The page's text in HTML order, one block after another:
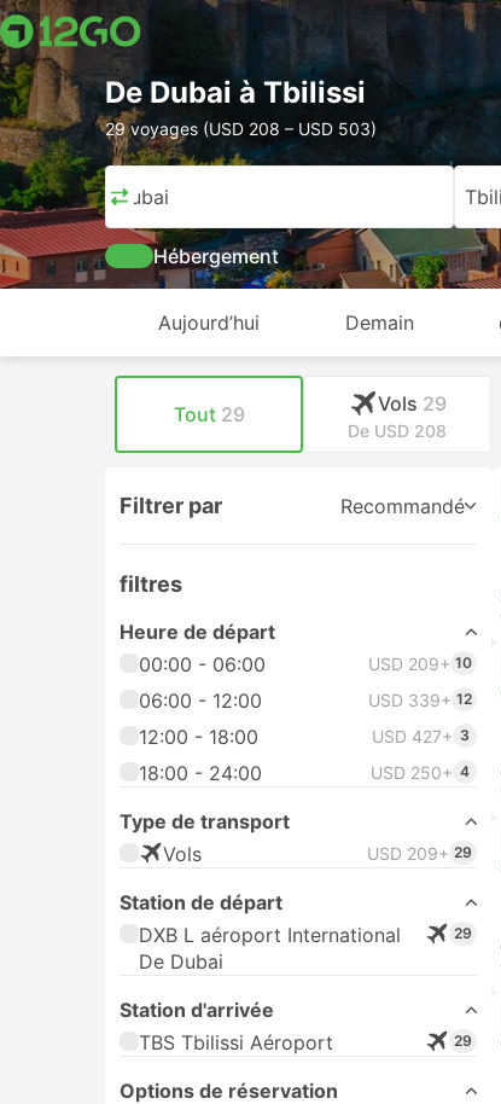
De Dubai à Tbilissi
29 voyages (USD 208 – USD 503)
Dubai
Hébergement
Aujourd’hui Demain
Tout 29 Vols 29
De USD 208
Filtrer par Recommandé
filtres
Heure de départ
00:00 - 06:00
USD 209+ 10
06:00 - 12:00 USD 339+ 12
12:00 - 18:00 USD 427+ 3
18:00 - 24:00 USD 250+ 4
Type de transport
Vols
USD 209+ 29
Station de départ
DXB L aéroport International
De Dubai
29
Station d'arrivée
TBS Tbilissi Aéroport
29
Options de réservation